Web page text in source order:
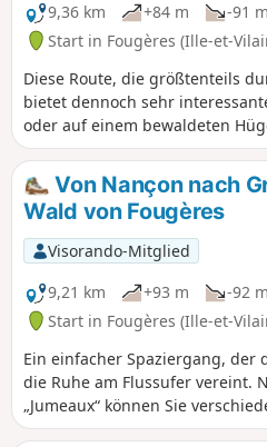
9,36 km
+84 m -91 m
Start in Fougères (Ille-et-
Diese Route, die größtenteils
bietet dennoch sehr
oder auf einem bewaldeten
herrlichen Ausblick auf die
die umliegende Landschaft hat.
Von Nançon nach
Wald von Fougères
Visorando-Mitglied
9,21 km
+93 m -92 m
Start in Fougères (Ille-et-
Ein einfacher Spaziergang, der
die Ruhe am Flussufer vereint.
„Jumeaux“ können Sie
die entlang des Arboretum-